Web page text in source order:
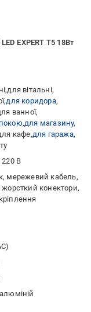
EXPERT T5 18Вт
для вітальні
для коридора
ванної
для магазину
кафе для гаража
220 В
мережевий кабель,
жорсткий конектори,